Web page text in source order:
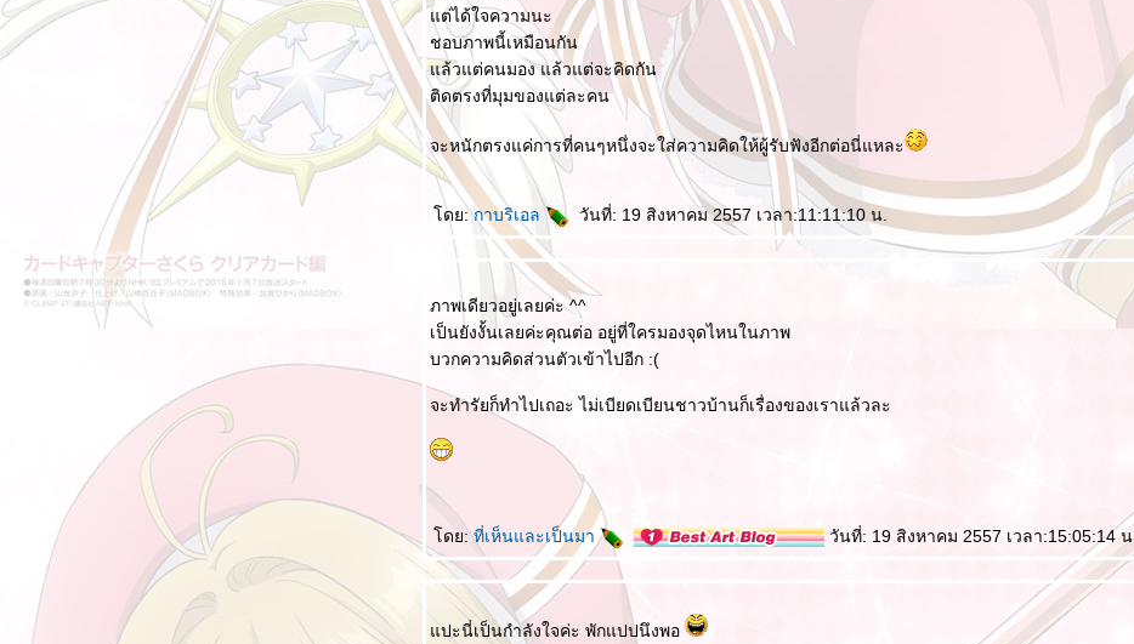
บบนี้หรือที่บอกว่ารักในหลวง
ดับเรื่องร้อนการเมืองด้วยธรรมะง่ายๆ
พูดคำว่า "ขอโทษ" มันจะตายเหรอวะ
สรุปว่า "กูผิด" เองที่ให้มึงยืมของ
กินเหล้า ดื่มสุรา
ชอบอ้าง "ในหลวง"
อบายมุข
จดหมายลูกโซ่
ทำไมชอบดูถูกคนอื่นกัน
กินอย่างประหยัด
อ้อ...นี่ใช่มั้ยสันดานของมึง
จะเลือกเป็นคนอย่างไร
ไม่ใช่คำสอนของในหลวง
หลักความเชื่อ 10 ประการ
คนโกหกไม่ทำความชั่วไม่มีหรอก...จริงเหรอ
ต่ได้ใจความนะ
ชอบภาพนี้เหมือนกัน
ล้วแต่คนมอง แล้วแต่จะคิดกัน
ติดตรงที่มุมของแต่ละคน
จะหนักตรงแค่การที่คนๆหนึ่งจะใส่ความคิดให้ผู้รับฟังอีกต่อนี่แหละ
ดย:กาบริเอล วันที่: 19 สิงหาคม 2557 เวลา:11:11:10 น.
ภาพเดียวอยู่เลยค่ะ ^^
เป็นยังงั้นเลยค่ะคุณต่อ อยู่ที่ใครมองจุดไหนในภาพ
บวกความคิดส่วนตัวเข้าไปอีก :(
จะทำรัยก็ทำไปเถอะ ไม่เบียดเบียนชาวบ้านก็เรื่องของเราแล้วละ
ดย: ที่เห็นและเป็นมา วันที่: 19 สิงหาคม 2557 เวลา:15:05:14 น.
ปะนี่เป็นกำลังใจค่ะ พักแปปนึงพอ